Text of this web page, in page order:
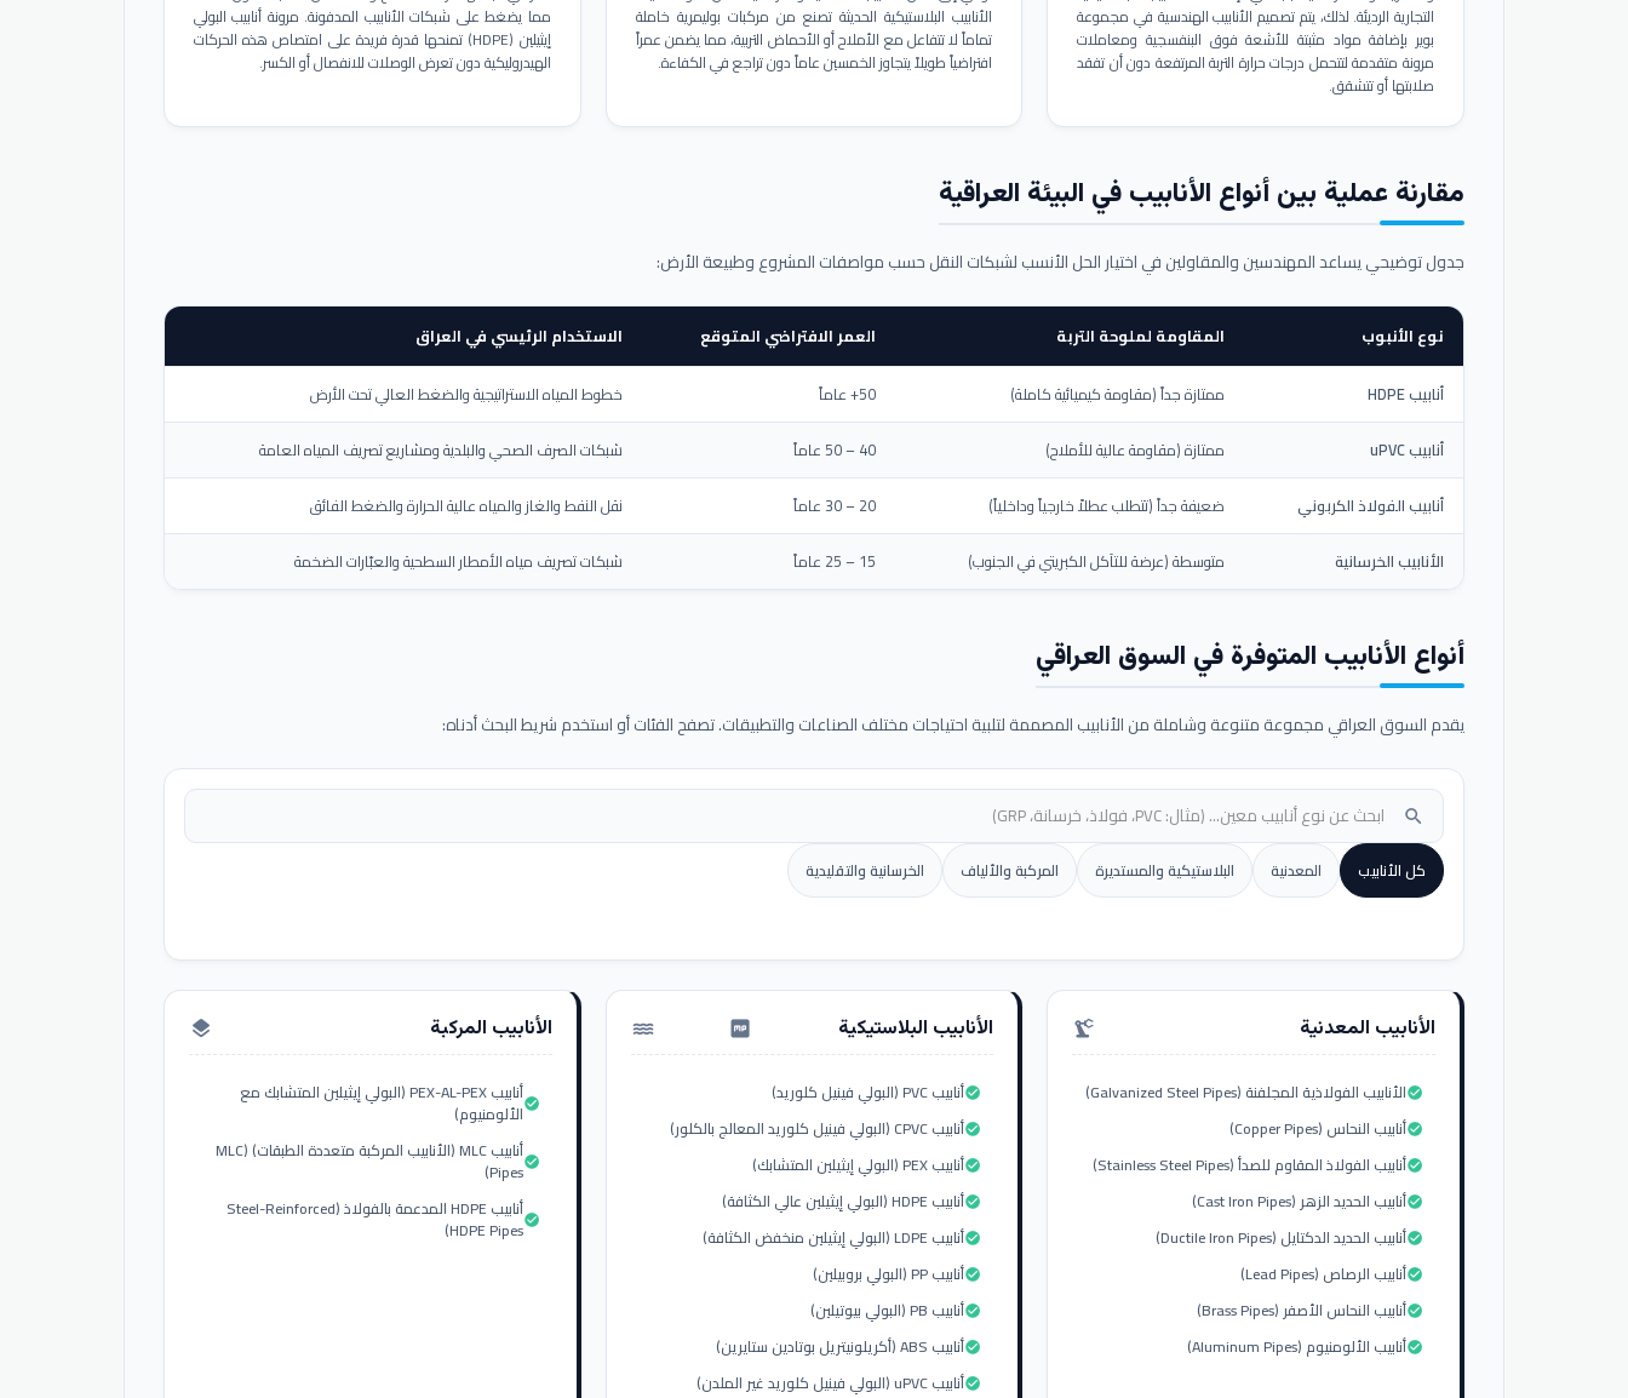
التجارية الرديئة. لذلك، يتم تصميم الأنابيب الهندسية في مجموعة
بوير بإضافة مواد مثبتة للأشعة فوق البنفسجية ومعاملات
مرونة متقدمة لتتحمل درجات حرارة التربة المرتفعة دون أن تفقد
صلابتها أو تتشقق.
الأنابيب البلاستيكية الحديثة تصنع من مركبات بوليمرية خاملة
تماماً لا تتفاعل مع الأملاح أو الأحماض التربية، مما يضمن عمراً
افتراضياً طويلاً يتجاوز الخمسين عاماً دون تراجع في الكفاءة.
مما يضغط على شبكات الأنابيب المدفونة. مرونة أنابيب البولي
إيثيلين (HDPE) تمنحها قدرة فريدة على امتصاص هذه الحركات
الهيدروليكية دون تعرض الوصلات للانفصال أو الكسر.
مقارنة عملية بين أنواع الأنابيب في البيئة العراقية
جدول توضيحي يساعد المهندسين والمقاولين في اختيار الحل الأنسب لشبكات النقل حسب مواصفات المشروع وطبيعة الأرض:
نوع الأنبوب المقاومة لملوحة التربة العمر الافتراضي المتوقع الاستخدام الرئيسي في العراق
أنابيب HDPE ممتازة جداً (مقاومة كيميائية كاملة) 50+ عاماً
خطوط المياه الاستراتيجية والضغط العالي تحت الأرض
أنابيب uPVC
ممتازة (مقاومة عالية للأملاح) 40 – 50 عاماً
شبكات الصرف الصحي والبلدية ومشاريع تصريف المياه العامة
أنابيب الفولاذ الكربوني
ضعيفة جداً (تتطلب عطلاً خارجياً وداخلياً) 20 – 30 عاماً
نقل النفط والغاز والمياه عالية الحرارة والضغط الفائق
الأنابيب الخرسانية
متوسطة (عرضة للتآكل الكبريتي في الجنوب) 15 – 25 عاماً شبكات تصريف مياه الأمطار السطحية والعبّارات الضخمة
أنواع الأنابيب المتوفرة في السوق العراقي
يقدم السوق العراقي مجموعة متنوعة وشاملة من الأنابيب المصممة لتلبية احتياجات مختلف الصناعات والتطبيقات. تصفح الفئات أو استخدم شريط البحث أدناه:
search
كل الأنابيب المعدنية البلاستيكية والمستديرة المركبة والألياف الخرسانية والتقليدية
الأنابيب المعدنية precision_manufacturing
الأنابيب الفولاذية المجلفنة (Galvanized Steel Pipes)check_circle
أنابيب النحاس (Copper Pipes)check_circle
أنابيب الفولاذ المقاوم للصدأ (Stainless Steel Pipes)check_circle
أنابيب الحديد الزهر (Cast Iron Pipes)check_circle
أنابيب الحديد الدكتايل (Ductile Iron Pipes)check_circle
أنابيب الرصاص (Lead Pipes)check_circle
أنابيب النحاس الأصفر (Brass Pipes)check_circle
أنابيب الألومنيوم (Aluminum Pipes)check_circle
الأنابيب البلاستيكية water_pump
أنابيب PVC (البولي فينيل كلوريد)check_circle
أنابيب CPVC (البولي فينيل كلوريد المعالج بالكلور)check_circle
أنابيب PEX (البولي إيثيلين المتشابك)check_circle
أنابيب HDPE (البولي إيثيلين عالي الكثافة)check_circle
أنابيب LDPE (البولي إيثيلين منخفض الكثافة)check_circle
أنابيب PP (البولي بروبيلين)check_circle
أنابيب PB (البولي بيوتيلين)check_circle
أنابيب ABS (أكريلونيتريل بوتادين ستايرين)check_circle
أنابيب uPVC (البولي فينيل كلوريد غير الملدن)check_circle
الأنابيب المركبة layers
أنابيب PEX-AL-PEX (البولي إيثيلين المتشابك مع
الألومنيوم)check_circle
أنابيب MLC (الأنابيب المركبة متعددة الطبقات) (MLC
Pipes)check_circle
أنابيب HDPE المدعمة بالفولاذ (Steel-Reinforced
HDPE Pipes)check_circle